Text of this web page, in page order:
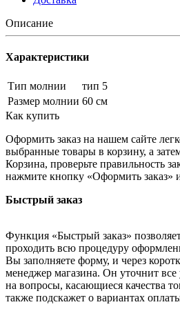
Описание
Характеристики
Тип молнии
тип 5
Размер молнии 60 см
Как купить
Оформить заказ на нашем сайте
выбранные товары в корзину, а
Корзина, проверьте правильность
нажмите кнопку «Оформить заказ»
Быстрый заказ
Функция «Быстрый заказ»
проходить всю процедуру
Вы заполняете форму, и через
менеджер магазина. Он уточнит все
на вопросы, касающиеся качества
также подскажет о вариантах